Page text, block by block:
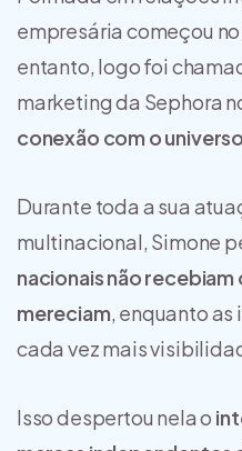
empresária começou
entanto, logo foi
marketing da Sephora
conexão com o
Durante toda a sua
multinacional, Simone
nacionais não
mereciam, enquanto
cada vez mais
Isso despertou nela o